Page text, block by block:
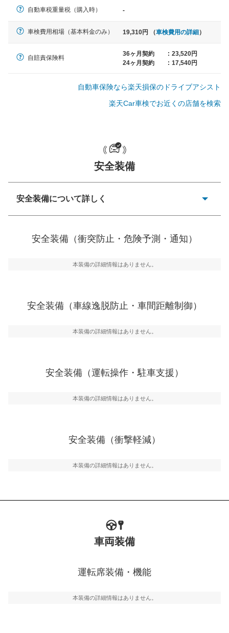
ノア、セレナ、プリウス、カロー
大型車
スター、ハイエースワゴン、デリ
一般的な荷物のサイズの目安
自動車税重量税（購入時） -
車検費用相場（基本料金のみ） 19,310円 （車検費用の詳細）
自賠責保険料
36ヶ月契約 : 23,520円
24ヶ月契約
: 17,540円
自動車保険なら楽天損保のドライブアシスト
楽天Car車検でお近くの店舗を検索
安全装備
安全装備について詳しく
ーキアシスト、ABSなどが装備されています。
車線逸脱防止
車線のはみだしやふらつきを防止するためにレーンキー
運転・駐車支援
グ・アシストやサイドブラインドモニターなどが装備さ
万が一車体が衝撃を受けたときに、運転者・同乗者を守
るSRSエアバッグシステム、プリテンショナーシートベ
安全装備（衝突防止・危険予測・通知）
本装備の詳細情報はありません。
安全装備（車線逸脱防止・車間距離制御）
本装備の詳細情報はありません。
安全装備（運転操作・駐車支援）
本装備の詳細情報はありません。
安全装備（衝撃軽減）
本装備の詳細情報はありません。
車両装備
運転席装備・機能
本装備の詳細情報はありません。